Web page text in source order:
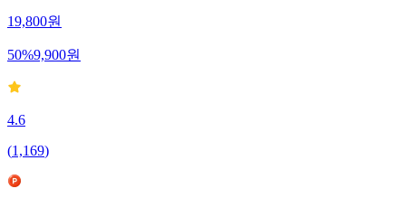
19,800원
50%9,900원
4.6
(1,169)